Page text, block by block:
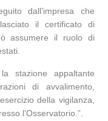
dall’impresa che
il certificato di
assumere il ruolo di
stazione appaltante
di avvalimento,
della vigilanza,
l’Osservatorio.”.